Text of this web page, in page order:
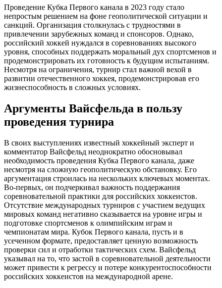
Проведение Кубка Первого канала в 2023 году стало
непростым решением на фоне геополитической ситуации и
санкций. Организация столкнулась с трудностями в
привлечении зарубежных команд и спонсоров. Однако,
российский хоккей нуждался в соревнованиях высокого
уровня, способных поддержать моральный дух спортсменов и
продемонстрировать их готовность к будущим испытаниям.
Несмотря на ограничения, турнир стал важной вехой в
развитии отечественного хоккея, продемонстрировав его
жизнеспособность в сложных условиях.
Аргументы Вайсфельда в пользу
проведения турнира
В своих выступлениях известный хоккейный эксперт и
комментатор Вайсфельд неоднократно обосновывал
необходимость проведения Кубка Первого канала, даже
несмотря на сложную геополитическую обстановку. Его
аргументация строилась на нескольких ключевых моментах.
Во-первых, он подчеркивал важность поддержания
соревновательной практики для российских хоккеистов.
Отсутствие международных турниров с участием ведущих
мировых команд негативно сказывается на уровне игры и
подготовке спортсменов к олимпийским играм и
чемпионатам мира. Кубок Первого канала, пусть и в
усеченном формате, предоставляет ценную возможность
проверки сил и отработки тактических схем. Вайсфельд
указывал на то, что застой в соревновательной деятельности
может привести к регрессу и потере конкурентоспособности
российских хоккеистов на международной арене.